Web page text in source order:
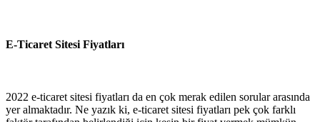
E-Ticaret Sitesi Fiyatları
2022 e-ticaret sitesi fiyatları da en çok merak edilen sorular arasında
yer almaktadır. Ne yazık ki, e-ticaret sitesi fiyatları pek çok farklı